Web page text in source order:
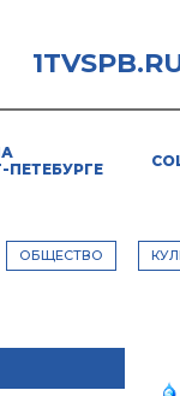
ПЕТЕБУРГЕ
ОБЩЕСТВО